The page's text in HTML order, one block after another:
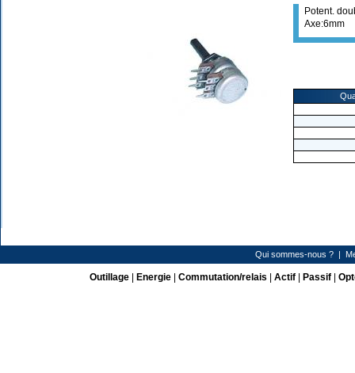
Potent.
Axe:6mm
Qui sommes-nous ? |
Outillage| Energie| Commutation/relais Actif| Passif|